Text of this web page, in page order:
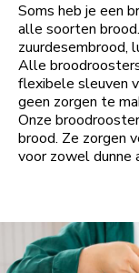
Soms heb je een
alle soorten
zuurdesembrood,
Alle
flexibele sleuven
geen zorgen te
Onze
brood. Ze zorgen
voor zowel dunne